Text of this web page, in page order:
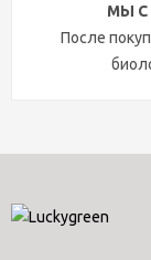
МЫ С
После